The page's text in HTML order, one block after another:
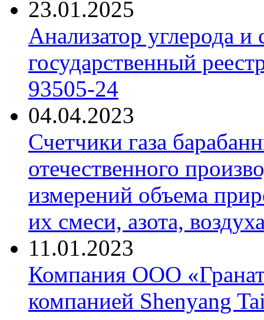
23.01.2025
Анализатор углерода
государственный
93505-24
04.04.2023
Счетчики газа
отечественного
измерений объема
их смеси, азота,
11.01.2023
Компания ООО
компанией Shenyang